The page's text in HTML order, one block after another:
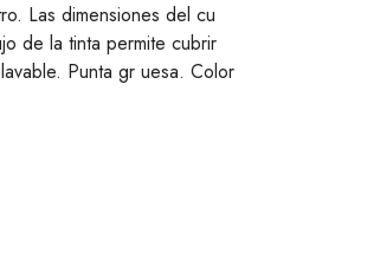
Las dimensiones del cu
de la tinta permite cubrir
Punta gr uesa. Color